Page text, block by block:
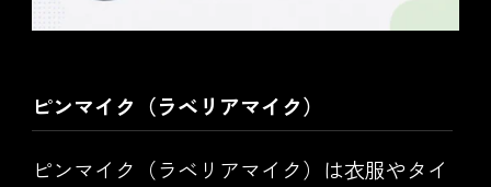
ピンマイク（ラベリアマイク）
ピンマイク（ラベリアマイク）は衣服やタイ